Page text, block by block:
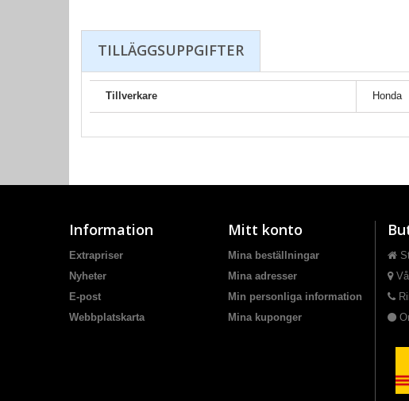
TILLÄGGSUPPGIFTER
Tillverkare Honda
Information
Extrapriser
Nyheter
E-post
Webbplatskarta
Mitt konto
Mina beställningar
Mina adresser
Min personliga information
Mina kuponger